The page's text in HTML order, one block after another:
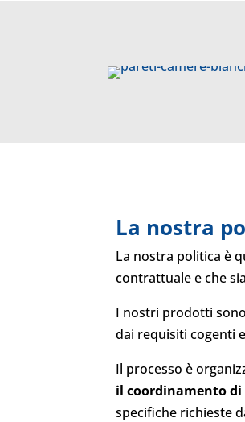
La nostra
La nostra politica è
contrattuale e che
I nostri prodotti
dai requisiti cogenti
Il processo è
il coordinamento
specifiche richieste